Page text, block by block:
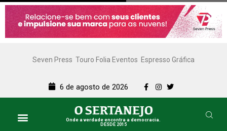
Seven Press Touro Folia Eventos Espresso Gráfica
6 de agosto de 2026
Onde a verdade encontra a democracia.
DESDE 2015